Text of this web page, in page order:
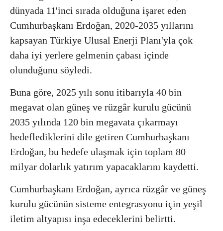
dünyada 11'inci sırada olduğuna işaret eden
Cumhurbaşkanı Erdoğan, 2020-2035 yıllarını
kapsayan Türkiye Ulusal Enerji Planı'yla çok
daha iyi yerlere gelmenin çabası içinde
olunduğunu söyledi.
Buna göre, 2025 yılı sonu itibarıyla 40 bin
megavat olan güneş ve rüzgâr kurulu gücünü
2035 yılında 120 bin megavata çıkarmayı
hedeflediklerini dile getiren Cumhurbaşkanı
Erdoğan, bu hedefe ulaşmak için toplam 80
milyar dolarlık yatırım yapacaklarını kaydetti.
Cumhurbaşkanı Erdoğan, ayrıca rüzgâr ve güneş
kurulu gücünün sisteme entegrasyonu için yeşil
iletim altyapısı inşa edeceklerini belirtti.